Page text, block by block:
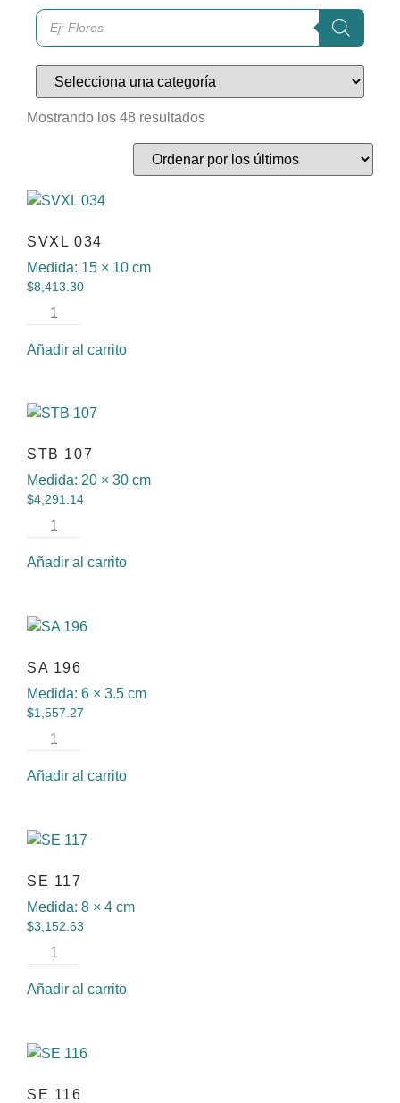
Mostrando los 48 resultados
SVXL 034
Medida: 15 × 10 cm
$8,413.30
Añadir al carrito
STB 107
Medida: 20 × 30 cm
$4,291.14
Añadir al carrito
SA 196
Medida: 6 × 3.5 cm
$1,557.27
Añadir al carrito
SE 117
Medida: 8 × 4 cm
$3,152.63
Añadir al carrito
SE 116